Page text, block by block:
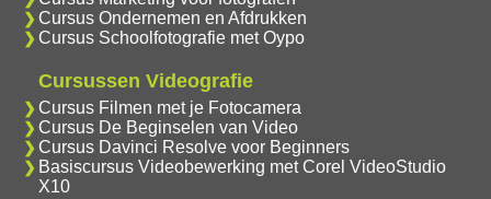
Cursus Ondernemen en Afdrukken
Cursus Schoolfotografie met Oypo
Cursussen Videografie
Cursus Filmen met je Fotocamera
Cursus De Beginselen van Video
Cursus Davinci Resolve voor Beginners
Basiscursus Videobewerking met Corel VideoStudio
X10